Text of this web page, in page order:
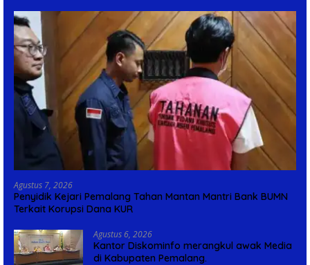
Agustus 7, 2026
Penyidik Kejari Pemalang Tahan Mantan Mantri Bank BUMN
Terkait Korupsi Dana KUR
Agustus 6, 2026
Kantor Diskominfo merangkul awak Media
di Kabupaten Pemalang.